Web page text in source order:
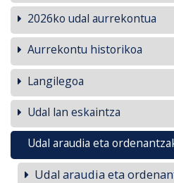
2026ko udal aurrekontua
Aurrekontu historikoa
Langilegoa
Udal lan eskaintza
Udal araudia eta
Udal araudia eta